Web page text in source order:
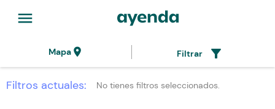
menu
Mapalocation_on Filtrar filter_alt
Filtros actuales: No tienes filtros seleccionados.